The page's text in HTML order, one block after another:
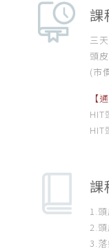
課
三
頭
(市
【
HIT
HIT
課
1.
2.
3.